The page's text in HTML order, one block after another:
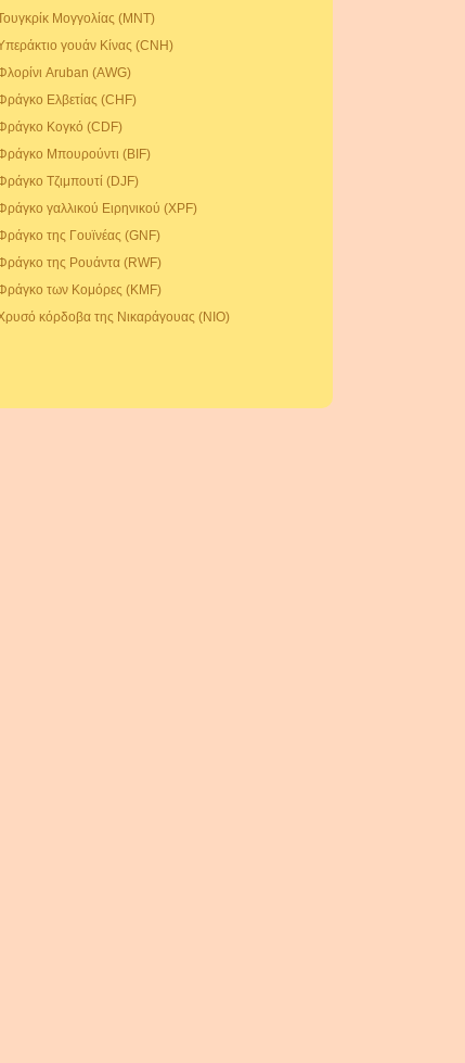
Μογγολίας (MNT)
γουάν Κίνας (CNH)
Aruban (AWG)
Ελβετίας (CHF)
Κογκό (CDF)
Μπουρούντι (BIF)
Τζιμπουτί (DJF)
γαλλικού Ειρηνικού (XPF)
της Γουϊνέας (GNF)
της Ρουάντα (RWF)
των Κομόρες (KMF)
κόρδοβα της Νικαράγουας (NIO)